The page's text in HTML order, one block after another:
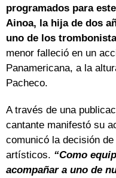
programados para
Ainoa, la hija de dos
uno de los
menor falleció en un
Panamericana, a la
Pacheco.
A través de una
cantante manifestó su
comunicó la decisión
artísticos. “Como
acompañar a uno de